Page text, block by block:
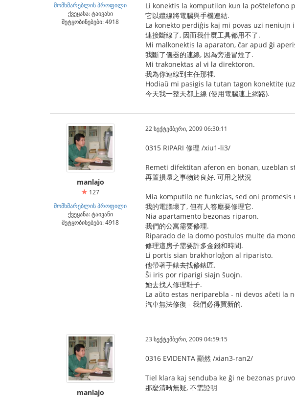
მომხმარებლის პროფილი
ქვეყანა: ტაივანი
შეტყობინებები: 4918
Li konektis la komputilon kun la poŝtelefono
它以纜線將電腦與手機連結.
La konekto perdiĝis kaj mi povas uzi neniujn
連接斷線了, 因而我什麼工具都用不了.
Mi malkonektis la aparaton, ĉar apud ĝi
我斷了儀器的連線, 因為旁邊冒煙了.
Mi trakonektas al vi la direktoron.
我為你連線到主任那裡.
Hodiaŭ mi pasigis la tutan tagon konektite
今天我一整天都上線 (使用電腦連上網路).
manlajo
127
მომხმარებლის პროფილი
ქვეყანა: ტაივანი
შეტყობინებები: 4918
22 სექტემბერი, 2009 06:30:11
0315 RIPARI 修理 /xiu1-li3/
Remeti difektitan aferon en bonan, uzeblan
再置損壞之事物於良好, 可用之狀況
Mia komputilo ne funkcias, sed oni promesis
我的電腦壞了, 但有人答應要修理它.
Nia apartamento bezonas riparon.
我們的公寓需要修理.
Riparado de la domo postulos multe da
修理這房子需要許多金錢和時間.
Li portis sian brakhorloĝon al riparisto.
他帶著手錶去找修錶匠.
Ŝi iris por riparigi siajn ŝuojn.
她去找人修理鞋子.
La aŭto estas neriparebla - ni devos aĉeti la
汽車無法修復 - 我們必得買新的.
manlajo
23 სექტემბერი, 2009 04:59:15
0316 EVIDENTA 顯然 /xian3-ran2/
Tiel klara kaj senduba ke ĝi ne bezonas
那麼清晰無疑, 不需證明